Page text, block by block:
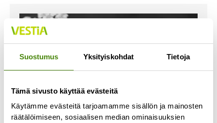
Suostumus Yksityiskohdat Tietoja
Tämä sivusto käyttää evästeitä
Käytämme evästeitä tarjoamamme sisällön ja mainosten
räätälöimiseen, sosiaalisen median ominaisuuksien